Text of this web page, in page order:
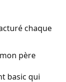
chaque
père
basic qui